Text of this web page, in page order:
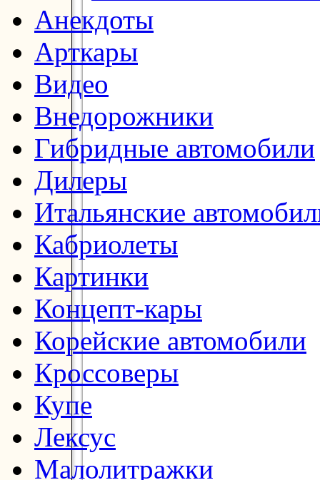
Анекдоты
Арткары
Видео
Внедорожники
Гибридные автомобили
Дилеры
Итальянские
Кабриолеты
Картинки
Концепт-кары
Корейские автомобили
Кроссоверы
Купе
Лексус
Малолитражки